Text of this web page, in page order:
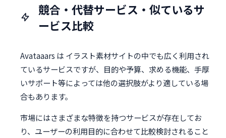
競合・代替サービス・似ているサ
ービス比較
Avataaars は イラスト素材サイトの中でも広く利用され
ているサービスですが、目的や予算、求める機能、手厚
いサポート等によっては他の選択肢がより適している場
合もあります。
市場にはさまざまな特徴を持つサービスが存在してお
り、ユーザーの利用目的に合わせて比較検討されること